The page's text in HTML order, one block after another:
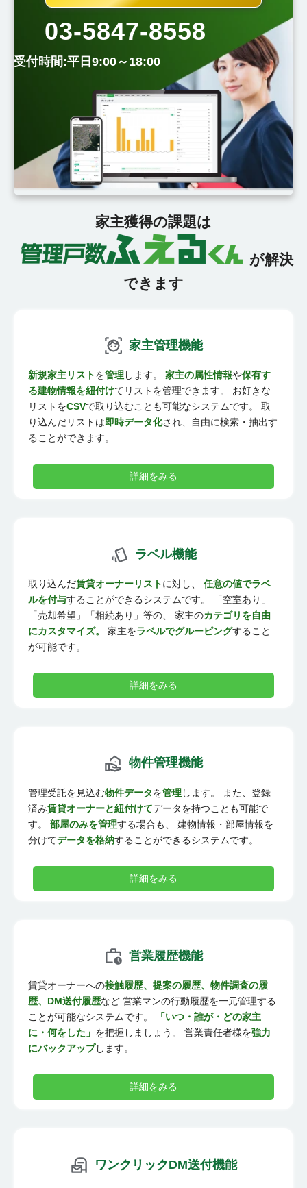
03-5847-8558
受付時間:平日9:00～18:00
家主獲得の課題は
が解決
できます
家主管理機能
新規家主リストを管理します。 家主の属性情報や保有す
る建物情報を紐付けてリストを管理できます。 お好きな
リストをCSVで取り込むことも可能なシステムです。 取
り込んだリストは即時データ化され、自由に検索・抽出す
ることができます。
詳細をみる
ラベル機能
取り込んだ賃貸オーナーリストに対し、 任意の値でラベ
ルを付与することができるシステムです。 「空室あり」
「売却希望」「相続あり」等の、 家主のカテゴリを自由
にカスタマイズ。
家主をラベルでグルーピングすること
が可能です。
詳細をみる
物件管理機能
管理受託を見込む物件データを管理します。 また、登録
済み賃貸オーナーと紐付けてデータを持つことも可能で
す。 部屋のみを管理する場合も、 建物情報・部屋情報を
分けてデータを格納することができるシステムです。
詳細をみる
営業履歴機能
賃貸オーナーへの接触履歴、提案の履歴、物件調査の履
歴、DM送付履歴など 営業マンの行動履歴を一元管理する
ことが可能なシステムです。
「いつ・誰が・どの家主
に・何をした」 を把握しましょう。 営業責任者様を強力
にバックアップします。
詳細をみる
ワンクリックDM送付機能